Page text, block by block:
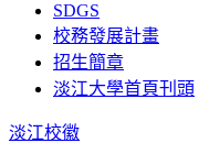
SDGS
校務發展計畫
招生簡章
淡江大學首頁刊頭
淡江校徽